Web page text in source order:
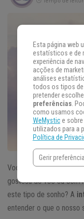
Você costuma sonhar
gostosa do voo ou com
este tipo de sonho? A
entender o que o nosso
Esta página web
estatísticos e de
experiência de
acções de
análises
todos os tipos de
pretender
preferências.
como usamos
WeMystice sobre
utilizados para a
Política de
Gerir